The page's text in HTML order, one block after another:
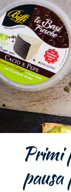
Primi